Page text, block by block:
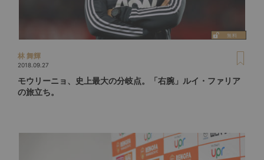
林 舞輝
2018.09.27
モウリーニョ、史上最大の分岐点。「右腕」ルイ・ファリア
の旅立ち。